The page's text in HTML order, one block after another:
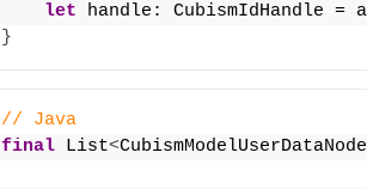
let handle: CubismIdHandle =
}
// Java
final List<CubismModelUserDataNode